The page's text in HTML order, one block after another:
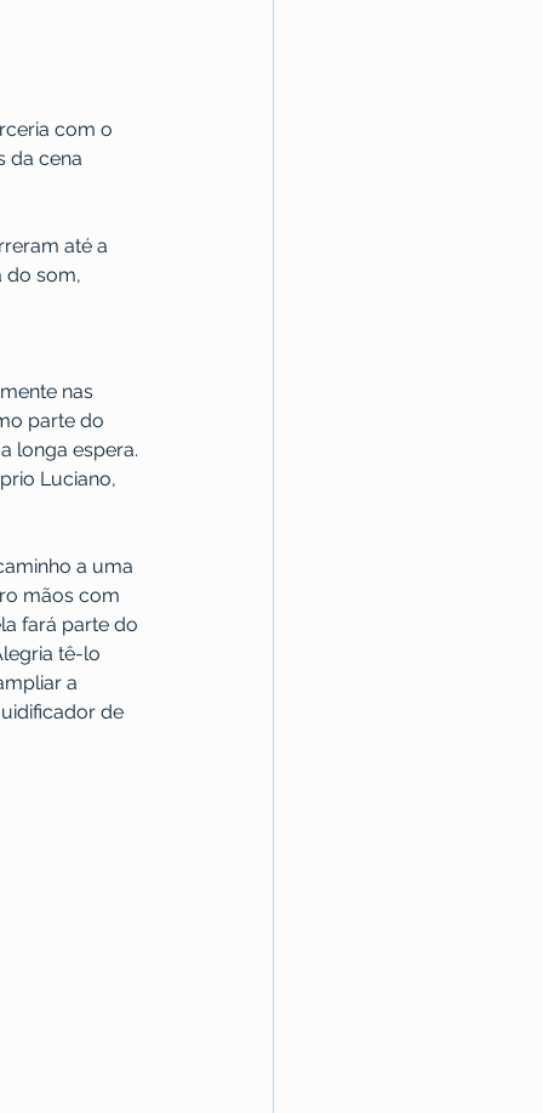
com o
da cena
até a
do som,
nas
parte do
longa espera.
Luciano,
a uma
mãos com
fará parte do
tê-lo
a
de